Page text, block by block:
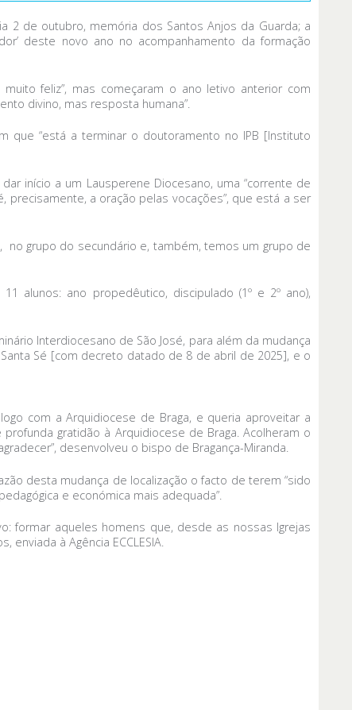
2 de outubro, memória dos Santos Anjos da Guarda; a
deste novo ano no acompanhamento da formação
feliz”, mas começaram o ano letivo anterior com
divino, mas resposta humana”.
que “está a terminar o doutoramento no IPB [Instituto
início a um Lausperene Diocesano, uma “corrente de
precisamente, a oração pelas vocações”, que está a ser
no grupo do secundário e, também, temos um grupo de
alunos: ano propedêutico, discipulado (1º e 2º ano),
Interdiocesano de São José, para além da mudança
Sé [com decreto datado de 8 de abril de 2025], e o
com a Arquidiocese de Braga, e queria aproveitar a
gratidão à Arquidiocese de Braga. Acolheram o
desenvolveu o bispo de Bragança-Miranda.
desta mudança de localização o facto de terem “sido
e económica mais adequada”.
formar aqueles homens que, desde as nossas Igrejas
enviada à Agência ECCLESIA.